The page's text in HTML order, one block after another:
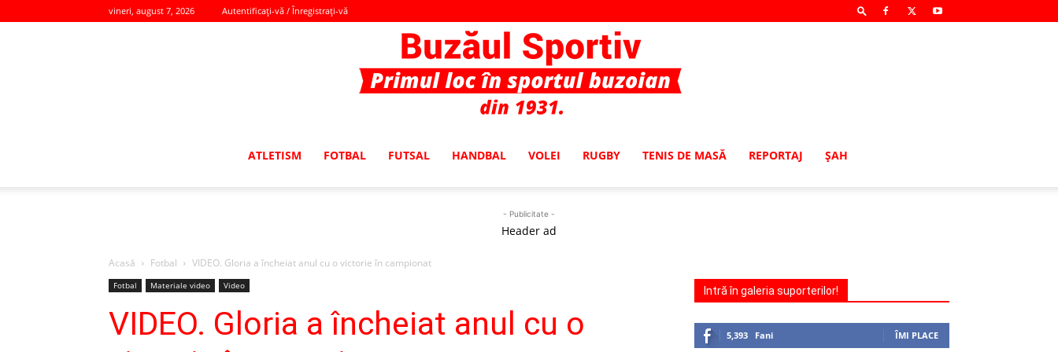
vineri, august 7, 2026 Autentificați-vă / Înregistrați-vă
ATLETISM FOTBAL FUTSAL HANDBAL VOLEI RUGBY TENIS DE MASĂ REPORTAJ ŞAH
- Publicitate -
Header ad
Acasă Fotbal VIDEO. Gloria a încheiat anul cu o victorie în campionat
Fotbal Materiale video Video
VIDEO. Gloria a încheiat anul cu o
Intră în galeria suporterilor!
5,393 Fani ÎMI PLACE